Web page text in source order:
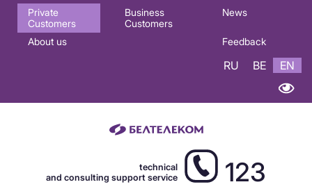
Основная
навигация
Private
Customers
Business
Customers
News
About us Feedback
RU BE EN
technical
and consulting support service
123